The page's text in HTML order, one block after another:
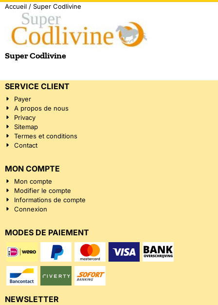
Accueil / Super Codlivine
Super Codlivine
SERVICE CLIENT
Payer
A propos de nous
Privacy
Sitemap
Termes et conditions
Contact
MON COMPTE
Mon compte
Modifier le compte
Informations de compte
Connexion
MODES DE PAIEMENT
NEWSLETTER